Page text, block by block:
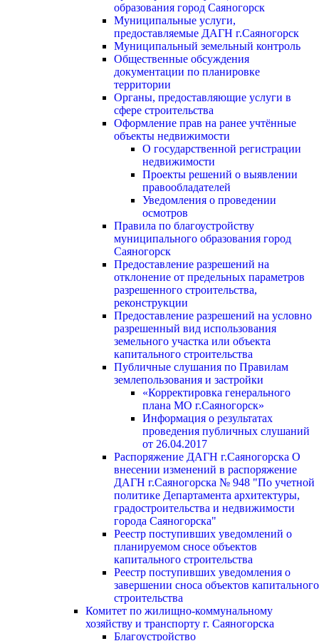
образования город Саяногорск
Муниципальные услуги,
предоставляемые ДАГН г.Саяногорск
Муниципальный земельный контроль
Общественные обсуждения
документации по планировке
территории
Органы, предоставляющие услуги в
сфере строительства
Оформление прав на ранее учтённые
объекты недвижимости
О государственной регистрации
недвижимости
Проекты решений о выявлении
правообладателей
Уведомления о проведении
осмотров
Правила по благоустройству
муниципального образования город
Саяногорск
Предоставление разрешений на
отклонение от предельных параметров
разрешенного строительства,
реконструкции
Предоставление разрешений на условно
разрешенный вид использования
земельного участка или объекта
капитального строительства
Публичные слушания по Правилам
землепользования и застройки
«Корректировка генерального
плана МО г.Саяногорск»
Информация о результатах
проведения публичных слушаний
от 26.04.2017
Распоряжение ДАГН г.Саяногорска О
внесении изменений в распоряжение
ДАГН г.Саяногорска № 948 "По учетной
политике Департамента архитектуры,
градостроительства и недвижимости
города Саяногорска"
Реестр поступивших уведомлений о
планируемом сносе объектов
капитального строительства
Реестр поступивших уведомления о
завершении сноса объектов капитального
строительства
Комитет по жилищно-коммунальному
хозяйству и транспорту г. Саяногорска
Благоустройство